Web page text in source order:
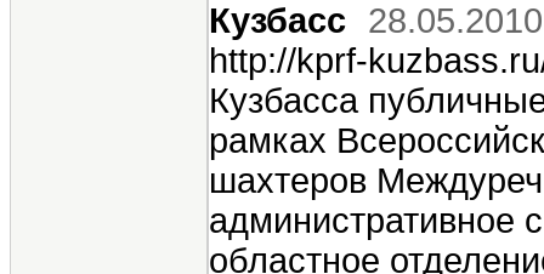
Кузбасс
http://kprf-
Кузбасса
рамках
шахтеров
административное
областное